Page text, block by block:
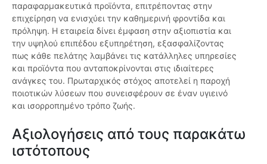
παραφαρμακευτικά προϊόντα, επιτρέποντας στην
επιχείρηση να ενισχύει την καθημερινή φροντίδα και
πρόληψη. Η εταιρεία δίνει έμφαση στην αξιοπιστία και
την υψηλού επιπέδου εξυπηρέτηση, εξασφαλίζοντας
πως κάθε πελάτης λαμβάνει τις κατάλληλες υπηρεσίες
και προϊόντα που ανταποκρίνονται στις ιδιαίτερες
ανάγκες του. Πρωταρχικός στόχος αποτελεί η παροχή
ποιοτικών λύσεων που συνεισφέρουν σε έναν υγιεινό
και ισορροπημένο τρόπο ζωής.
Αξιολογήσεις από τους παρακάτω
ιστότοπους